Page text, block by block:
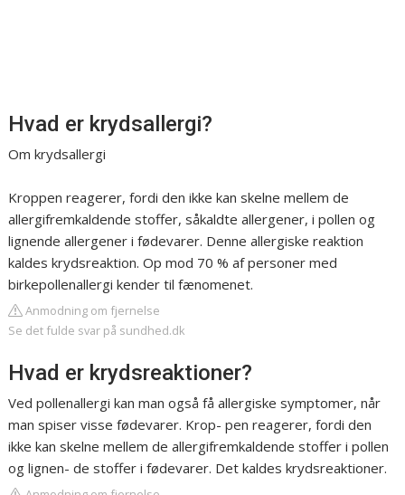
Hvad er krydsallergi?
Om krydsallergi
Kroppen reagerer, fordi den ikke kan skelne mellem de
allergifremkaldende stoffer, såkaldte allergener, i pollen og
lignende allergener i fødevarer. Denne allergiske reaktion
kaldes krydsreaktion. Op mod 70 % af personer med
birkepollenallergi kender til fænomenet.
Anmodning om fjernelse
Se det fulde svar på sundhed.dk
Hvad er krydsreaktioner?
Ved pollenallergi kan man også få allergiske symptomer, når
man spiser visse fødevarer. Krop- pen reagerer, fordi den
ikke kan skelne mellem de allergifremkaldende stoffer i pollen
og lignen- de stoffer i fødevarer. Det kaldes krydsreaktioner.